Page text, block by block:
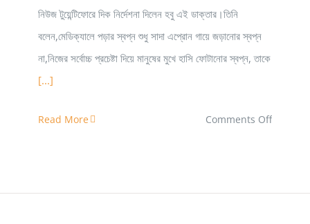
নিউজ টুয়েন্টিফোরে দিক নির্দেশনা দিলেন হবু এই ডাক্তার।তিনি
বলেন,মেডিক্যালে পড়ার স্বপ্ন শুধু সাদা এপ্রোন গায়ে জড়ানোর স্বপ্ন
না,নিজের সর্বোচ্চ প্রচেষ্টা দিয়ে মানুষের মুখে হাসি ফোটানোর স্বপ্ন, তাকে
[...]
Read More Comments Offon